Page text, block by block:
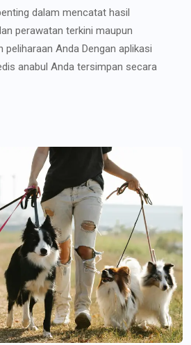
dalam mencatat hasil
perawatan terkini maupun
peliharaan Anda Dengan aplikasi
anabul Anda tersimpan secara